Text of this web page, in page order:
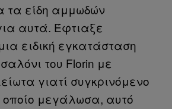
τα είδη αμμωδών
αυτά. Έφτιαξε
ειδική εγκατάσταση
του Florin με
γιατί συγκρινόμενο
οποίο μεγάλωσα, αυτό